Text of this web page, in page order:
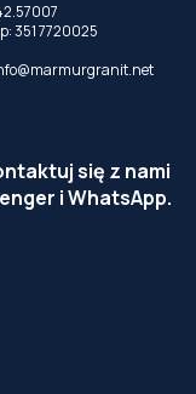
351 7720025
się z nami
i WhatsApp.